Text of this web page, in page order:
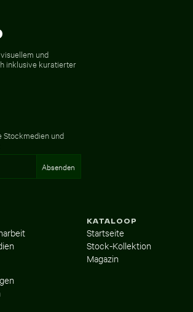
und
inklusive kuratierter
Stockmedien und
KATALOOP
Startseite
Stock-Kollektion
Magazin